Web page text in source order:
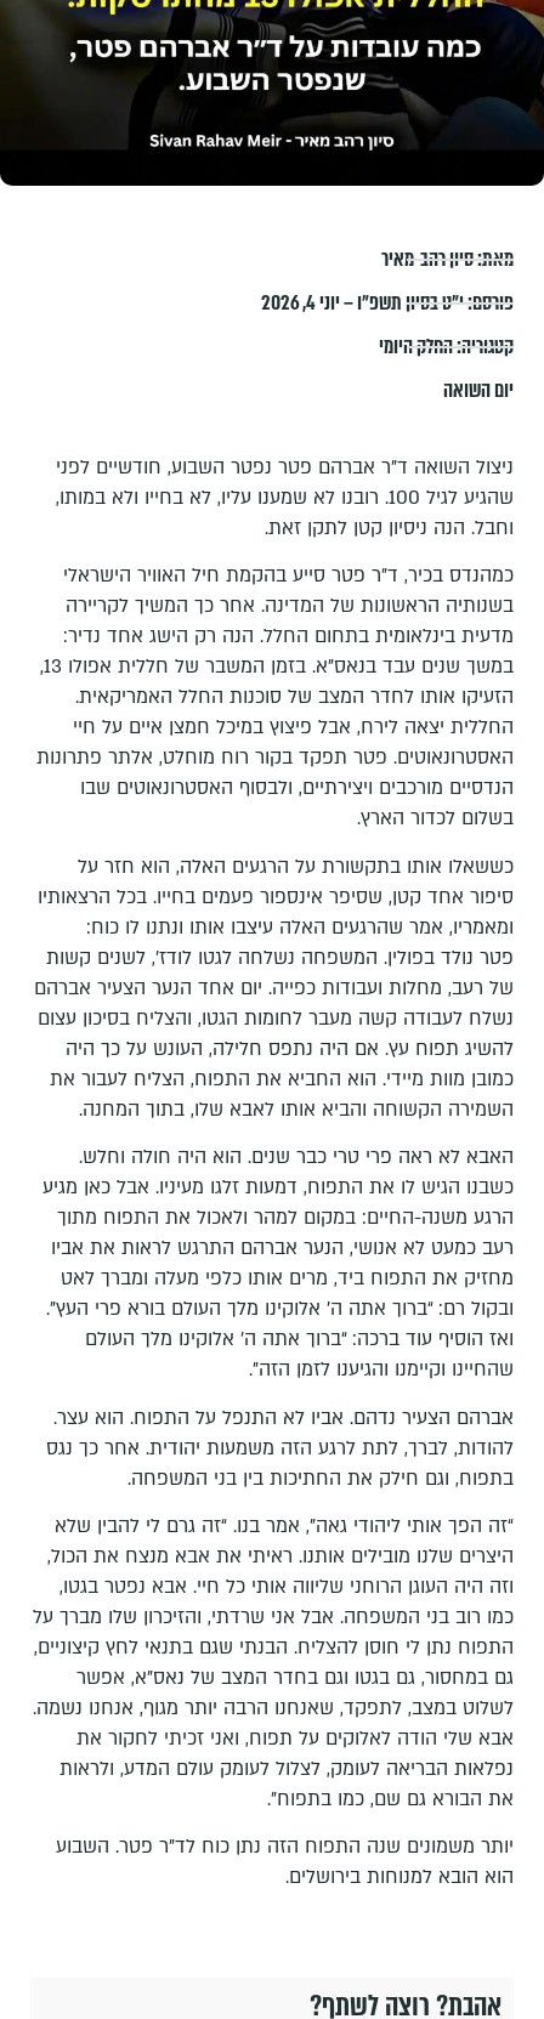
מאת:סיון רהב-מאיר
פורסם:י״ט בסיון תשפ״ו – יוני 4, 2026
קטגוריה:החלק היומי
יום השואה
ניצול השואה ד”ר אברהם פטר נפטר השבוע, חודשיים לפני
שהגיע לגיל 100. רובנו לא שמענו עליו, לא בחייו ולא במותו,
וחבל. הנה ניסיון קטן לתקן זאת.
כמהנדס בכיר, ד”ר פטר סייע בהקמת חיל האוויר הישראלי
בשנותיה הראשונות של המדינה. אחר כך המשיך לקריירה
מדעית בינלאומית בתחום החלל. הנה רק הישג אחד נדיר:
במשך שנים עבד בנאס”א. בזמן המשבר של חללית אפולו 13,
הזעיקו אותו לחדר המצב של סוכנות החלל האמריקאית.
החללית יצאה לירח, אבל פיצוץ במיכל חמצן איים על חיי
האסטרונאוטים. פטר תפקד בקור רוח מוחלט, אלתר פתרונות
הנדסיים מורכבים ויצירתיים, ולבסוף האסטרונאוטים שבו
בשלום לכדור הארץ.
כששאלו אותו בתקשורת על הרגעים האלה, הוא חזר על
סיפור אחד קטן, שסיפר אינספור פעמים בחייו. בכל הרצאותיו
ומאמריו, אמר שהרגעים האלה עיצבו אותו ונתנו לו כוח:
פטר נולד בפולין. המשפחה נשלחה לגטו לודז’, לשנים קשות
של רעב, מחלות ועבודות כפייה. יום אחד הנער הצעיר אברהם
נשלח לעבודה קשה מעבר לחומות הגטו, והצליח בסיכון עצום
להשיג תפוח עץ. אם היה נתפס חלילה, העונש על כך היה
כמובן מוות מיידי. הוא החביא את התפוח, הצליח לעבור את
השמירה הקשוחה והביא אותו לאבא שלו, בתוך המחנה.
האבא לא ראה פרי טרי כבר שנים. הוא היה חולה וחלש.
כשבנו הגיש לו את התפוח, דמעות זלגו מעיניו. אבל כאן מגיע
הרגע משנה-החיים: במקום למהר ולאכול את התפוח מתוך
רעב כמעט לא אנושי, הנער אברהם התרגש לראות את אביו
מחזיק את התפוח ביד, מרים אותו כלפי מעלה ומברך לאט
ובקול רם: “ברוך אתה ה’ אלוקינו מלך העולם בורא פרי העץ”.
ואז הוסיף עוד ברכה: “ברוך אתה ה’ אלוקינו מלך העולם
שהחיינו וקיימנו והגיענו לזמן הזה”.
אברהם הצעיר נדהם. אביו לא התנפל על התפוח. הוא עצר.
להודות, לברך, לתת לרגע הזה משמעות יהודית. אחר כך נגס
בתפוח, וגם חילק את החתיכות בין בני המשפחה.
“זה הפך אותי ליהודי גאה”, אמר בנו. “זה גרם לי להבין שלא
היצרים שלנו מובילים אותנו. ראיתי את אבא מנצח את הכול,
וזה היה העוגן הרוחני שליווה אותי כל חיי. אבא נפטר בגטו,
כמו רוב בני המשפחה. אבל אני שרדתי, והזיכרון שלו מברך על
התפוח נתן לי חוסן להצליח. הבנתי שגם בתנאי לחץ קיצוניים,
גם במחסור, גם בגטו וגם בחדר המצב של נאס”א, אפשר
לשלוט במצב, לתפקד, שאנחנו הרבה יותר מגוף, אנחנו נשמה.
אבא שלי הודה לאלוקים על תפוח, ואני זכיתי לחקור את
נפלאות הבריאה לעומק, לצלול לעומק עולם המדע, ולראות
את הבורא גם שם, כמו בתפוח”.
יותר משמונים שנה התפוח הזה נתן כוח לד”ר פטר. השבוע
הוא הובא למנוחות בירושלים.
אהבת? רוצה לשתף?